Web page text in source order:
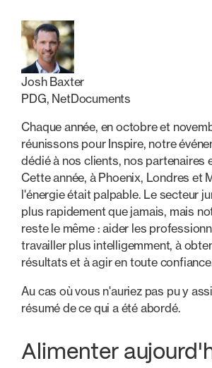
Josh Baxter
PDG, NetDocuments
Chaque année, en octobre et
réunissons pour Inspire, notre
dédié à nos clients, nos partenaires
Cette année, à Phoenix, Londres et
l'énergie était palpable. Le secteur
plus rapidement que jamais, mais
reste le même : aider les
travailler plus intelligemment, à
résultats et à agir en toute
Au cas où vous n'auriez pas pu y
résumé de ce qui a été abordé.
Alimenter